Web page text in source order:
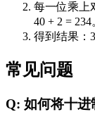
每一位乘上
40 + 2 = 234
得到结果：
常见问题
Q: 如何将十进